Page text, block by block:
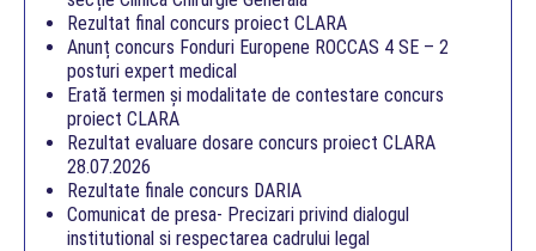
Rezultat final concurs proiect CLARA
Anunț concurs Fonduri Europene ROCCAS 4 SE – 2
posturi expert medical
Erată termen și modalitate de contestare concurs
proiect CLARA
Rezultat evaluare dosare concurs proiect CLARA
28.07.2026
Rezultate finale concurs DARIA
Comunicat de presa- Precizari privind dialogul
institutional si respectarea cadrului legal